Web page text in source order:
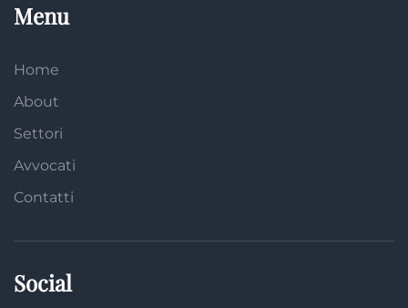
Menu
Home
About
Settori
Avvocati
Contatti
Social